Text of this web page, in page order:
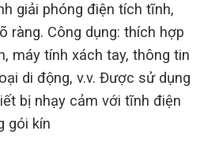
giải phóng điện tích tĩnh,
ràng. Công dụng: thích hợp
máy tính xách tay, thông tin
di động, v.v. Được sử dụng
bị nhạy cảm với tĩnh điện
gói kín